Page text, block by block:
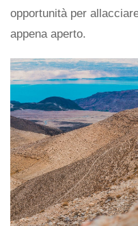
opportunità per
appena aperto.